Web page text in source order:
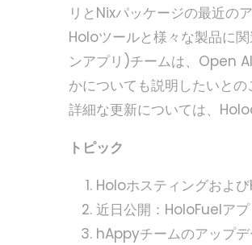
リとNixパッケージの最近の
Holoツールと様々な製品に
ンアプリ)チームは、Open
かについても説明したいと
詳細な更新については、
トピック
Holoホスティングおよ
近日公開：HoloFuelア
hAppyチームのアップデ